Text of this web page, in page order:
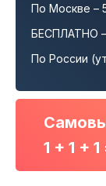
По Москве –
БЕСПЛАТНО
По России
1 + 1 +